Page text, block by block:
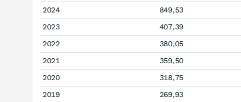
2024
849,53
2023
407,39
2022
380,05
2021
359,50
2020
318,75
2019
269,93